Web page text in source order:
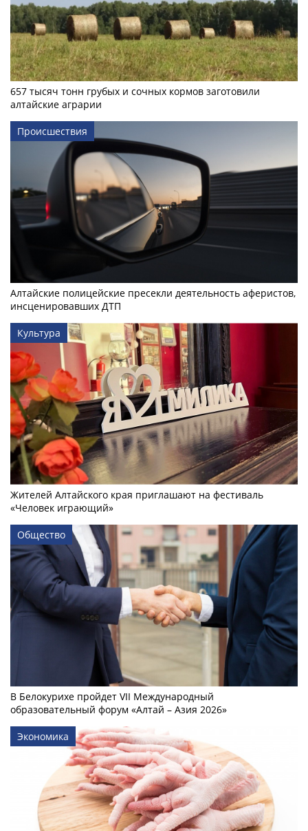
657 тысяч тонн грубых и сочных кормов заготовили
алтайские аграрии
Происшествия
Алтайские полицейские пресекли деятельность аферистов,
инсценировавших ДТП
Культура
Жителей Алтайского края приглашают на фестиваль
«Человек играющий»
Общество
В Белокурихе пройдет VII Международный
образовательный форум «Алтай – Азия 2026»
Экономика